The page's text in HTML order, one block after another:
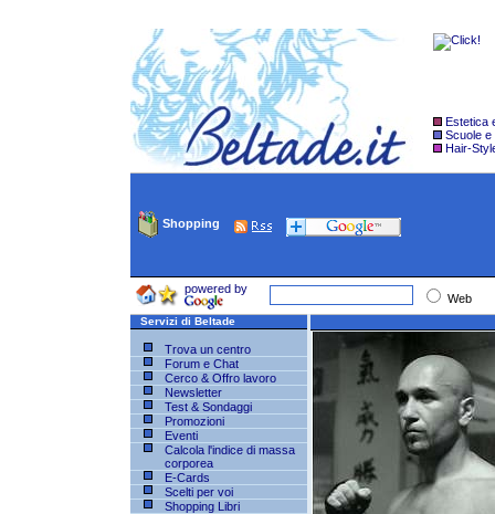
Estetica
Scuole e
Hair-
Shopping
powered by
Web
Servizi di Beltade
Trova un centro
Forum e Chat
Cerco & Offro lavoro
Newsletter
Test & Sondaggi
Promozioni
Eventi
Calcola l'indice di massa
corporea
E-Cards
Scelti per voi
Shopping Libri